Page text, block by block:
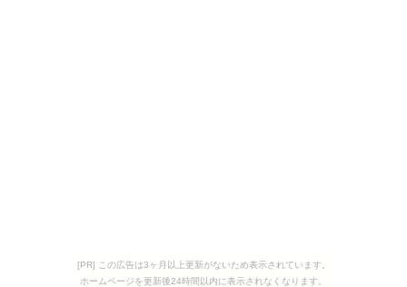
[PR] この広告は3ヶ月以上更新がないため表示されています。
ホームページを更新後24時間以内に表示されなくなります。